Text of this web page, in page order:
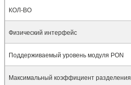
КОЛ-ВО
Физический интерфейс
Поддерживаемый уровень модуля PON
Максимальный коэффициент разделения